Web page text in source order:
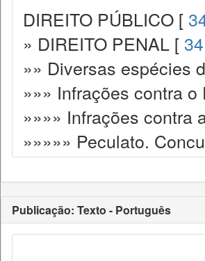
DIREITO PÚBLICO [
» DIREITO PENAL [
»» Diversas espécies
»»» Infrações contra
»»»» Infrações contra
»»»»» Peculato.
Publicação: Texto - Português